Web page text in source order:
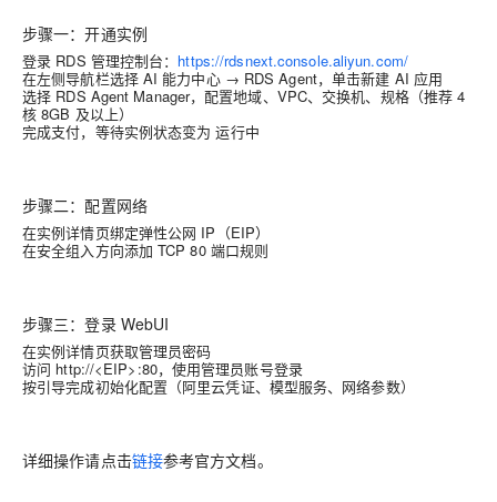
步骤一：开通实例
登录 RDS 管理控制台： https://rdsnext.console.aliyun.com/
在左侧导航栏选择 AI 能力中心 → RDS Agent，单击新建 AI 应用
选择 RDS Agent Manager，配置地域、VPC、交换机、规格（推荐 4
核 8GB 及以上）
完成支付，等待实例状态变为 运行中
步骤二：配置网络
在实例详情页绑定弹性公网 IP（EIP）
在安全组入方向添加 TCP 80 端口规则
步骤三：登录 WebUI
在实例详情页获取管理员密码
访问 http://<EIP>:80，使用管理员账号登录
按引导完成初始化配置（阿里云凭证、模型服务、网络参数）
详细操作请点击链接参考官方文档。